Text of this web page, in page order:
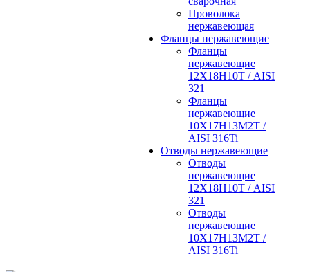
Проволока
нержавеющая
Фланцы нержавеющие
Фланцы
нержавеющие
12Х18Н10Т / AISI
321
Фланцы
нержавеющие
10Х17Н13М2Т /
AISI 316Ti
Отводы нержавеющие
Отводы
нержавеющие
12Х18Н10Т / AISI
321
Отводы
нержавеющие
10Х17Н13М2Т /
AISI 316Ti